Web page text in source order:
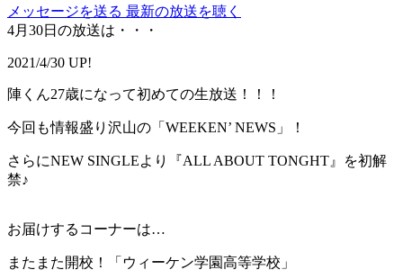
メッセージを送る 最新の放送を聴く
4月30日の放送は・・・
2021/4/30 UP!
陣くん27歳になって初めての生放送！！！
今回も情報盛り沢山の「WEEKEN’ NEWS」！
さらにNEW SINGLEより『ALL ABOUT TONGHT』を初解
禁♪
お届けするコーナーは…
またまた開校！「ウィーケン学園高等学校」